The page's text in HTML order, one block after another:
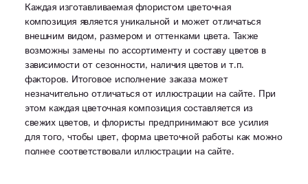
Каждая изготавливаемая флористом цветочная
композиция является уникальной и может отличаться
внешним видом, размером и оттенками цвета. Также
возможны замены по ассортименту и составу цветов в
зависимости от сезонности, наличия цветов и т.п.
факторов. Итоговое исполнение заказа может
незначительно отличаться от иллюстрации на сайте. При
этом каждая цветочная композиция составляется из
свежих цветов, и флористы предпринимают все усилия
для того, чтобы цвет, форма цветочной работы как можно
полнее соответствовали иллюстрации на сайте.